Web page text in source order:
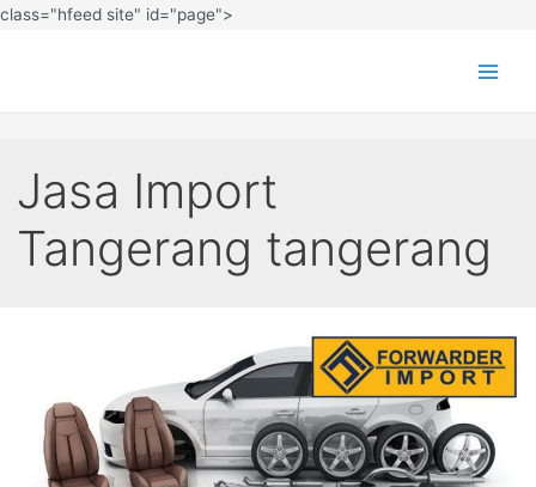
class="hfeed site" id="page">
Jasa Import
Tangerang tangerang